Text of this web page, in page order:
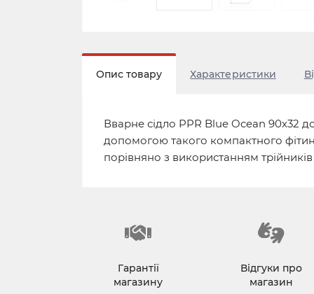
Опис товару Характеристики
Вварне сідло PPR Blue Ocean 90х32
допомогою такого компактного
порівняно з використанням
Гарантії
магазину
Відгуки про
магазин